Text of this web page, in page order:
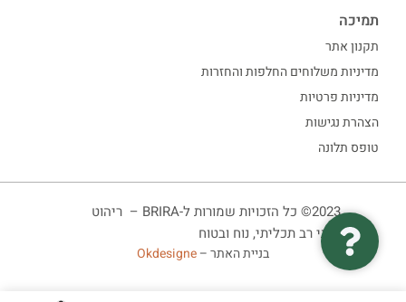
תמיכה
תקנון אתר
מדיניות משלוחים החלפות והחזרות
מדיניות פרטיות
הצהרת נגישות
טופס תלונה
2023© כל הזכויות שמורות ל-BRIRA – ריהוט
ביתי רב תכליתי, נוח ובטוח
בניית האתר –Okdesigne